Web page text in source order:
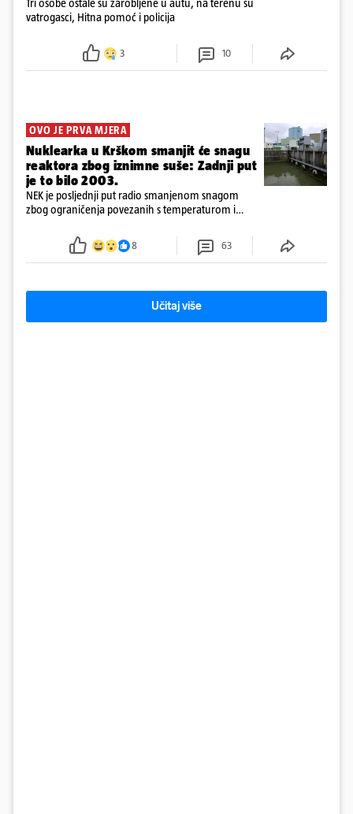
Tri osobe ostale su zarobljene u autu, na terenu su
vatrogasci, Hitna pomoć i policija
3 10
OVO JE PRVA MJERA
Nuklearka u Krškom smanjit će snagu
reaktora zbog iznimne suše: Zadnji put
je to bilo 2003.
NEK je posljednji put radio smanjenom snagom
zbog ograničenja povezanih s temperaturom i
smanjenje snage bilo potrebno više od 90 dana.
8 63
Učitaj više